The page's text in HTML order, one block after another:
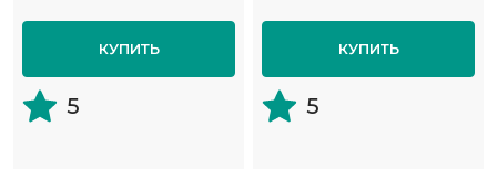
КУПИТЬ
5
КУПИТЬ
5